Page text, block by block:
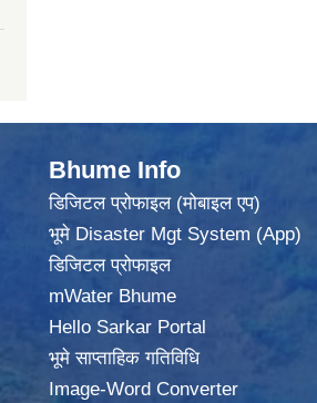
Bhume Info
डिजिटल प्रोफाइल (मोबाइल एप)
भूमे Disaster Mgt System (App)
डिजिटल प्रोफाइल
mWater Bhume
Hello Sarkar Portal
भूमे साप्ताहिक गतिविधि
Image-Word Converter